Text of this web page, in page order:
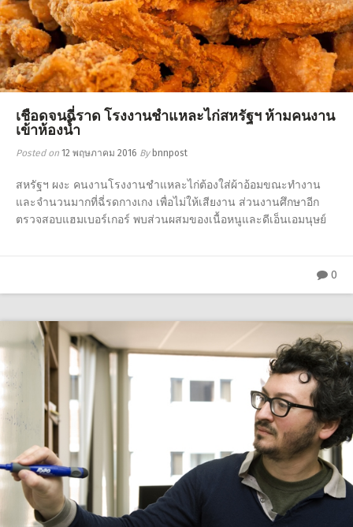
เชือดจนฉี่ราด โรงงานชำแหละไก่สหรัฐฯ ห้ามคนงาน
เข้าห้องน้ำ
Posted on 12 พฤษภาคม 2016 By bnnpost
สหรัฐฯ ผงะ คนงานโรงงานชำแหละไก่ต้องใส่ผ้าอ้อมขณะทำงาน
และจำนวนมากที่ฉี่รดกางเกง เพื่อไม่ให้เสียงาน ส่วนงานศึกษาอีก
ตรวจสอบแฮมเบอร์เกอร์ พบส่วนผสมของเนื้อหนูและดีเอ็นเอมนุษย์
0